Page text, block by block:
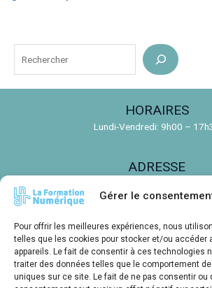
Gérer le
Pour offrir les meilleures expériences, nous
telles que les cookies pour stocker et/ou accéder
appareils. Le fait de consentir à ces technologies
traiter des données telles que le comportement
uniques sur ce site. Le fait de ne pas consentir ou
e
c
h
e
r
HORAIRES
Lundi-Vendredi: 9h00 –
ADRESSE
EMAIL
contact@ldnr.fr
TÉLÉPHONE